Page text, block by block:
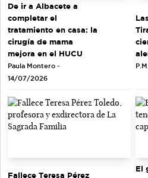
De ir a Albacete a
completar el
tratamiento en casa: la
cirugía de mama
mejora en el HUCU
Paula Montero -
14/07/2026
Fallece Teresa Pérez
El